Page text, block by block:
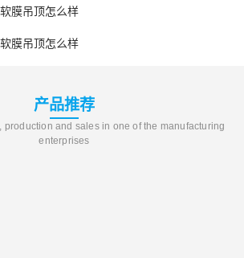
膜吊顶怎么样
膜吊顶怎么样
产品推荐
production and sales in one of the manufacturing
enterprises